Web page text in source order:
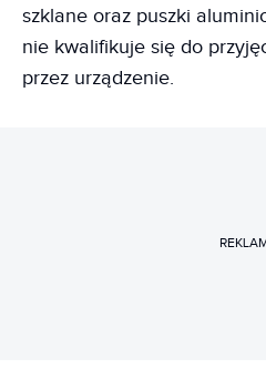
szklane oraz puszki
nie kwalifikuje się do
przez urządzenie.